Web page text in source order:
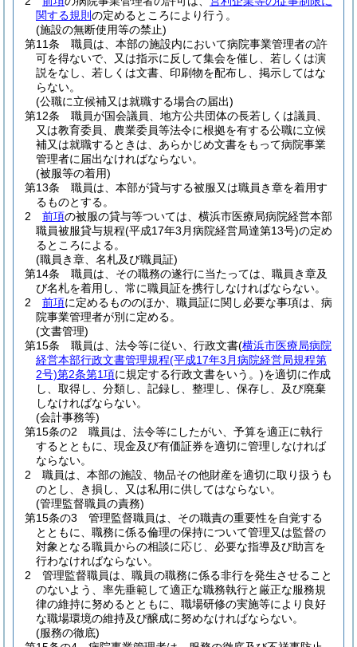
関する規則 の定めるところにより行う。
(施設の無断使用等の禁止)
第11条
職員は、本部の施設内において病院事業管理者の許
可を得ないで、又は指示に反して集会を催し、若しくは演
説をなし、若しくは文書、印刷物を配布し、掲示してはな
らない。
(公職に立候補又は就職する場合の届出)
第12条
職員が国会議員、地方公共団体の長若しくは議員、
又は教育委員、農業委員等法令に根拠を有する公職に立候
補又は就職するときは、あらかじめ文書をもって病院事業
管理者に届出なければならない。
(被服等の着用)
第13条
職員は、本部が貸与する被服又は職員き章を着用す
るものとする。
2
前項の被服の貸与等ついては、横浜市医療局病院経営本部
職員被服貸与規程(平成17年3月病院経営局達第13号)の定め
るところによる。
(職員き章、名札及び職員証)
第14条
職員は、その職務の遂行に当たっては、職員き章及
び名札を着用し、常に職員証を携行しなければならない。
2
前項に定めるもののほか、職員証に関し必要な事項は、病
院事業管理者が別に定める。
(文書管理)
第15条
職員は、法令等に従い、行政文書(横浜市医療局病院
経営本部行政文書管理規程(平成17年3月病院経営局規程第
2号)第2条第1項に規定する行政文書をいう。)を適切に作成
し、取得し、分類し、記録し、整理し、保存し、及び廃棄
しなければならない。
(会計事務等)
第15条の2
職員は、法令等にしたがい、予算を適正に執行
するとともに、現金及び有価証券を適切に管理しなければ
ならない。
2
職員は、本部の施設、物品その他財産を適切に取り扱うも
のとし、き損し、又は私用に供してはならない。
(管理監督職員の責務)
第15条の3
管理監督職員は、その職責の重要性を自覚する
とともに、職務に係る倫理の保持について管理又は監督の
対象となる職員からの相談に応じ、必要な指導及び助言を
行わなければならない。
2
管理監督職員は、職員の職務に係る非行を発生させること
のないよう、率先垂範して適正な職務執行と厳正な服務規
律の維持に努めるとともに、職場研修の実施等により良好
な職場環境の維持及び醸成に努めなければならない。
(服務の徹底)